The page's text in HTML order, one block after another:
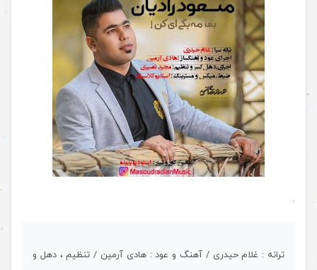
.
ترانه : غلام حیدری / آهنگ و عود : هادی آرمین / تنظیم ، دهل و